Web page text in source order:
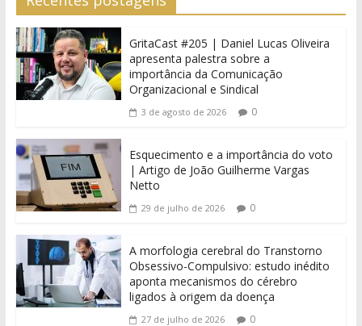
GritaCast #205 | Daniel Lucas Oliveira
apresenta palestra sobre a
importância da Comunicação
Organizacional e Sindical
3 de agosto de 2026 0
Esquecimento e a importância do voto
| Artigo de João Guilherme Vargas
Netto
29 de julho de 2026 0
A morfologia cerebral do Transtorno
Obsessivo-Compulsivo: estudo inédito
aponta mecanismos do cérebro
ligados à origem da doença
27 de julho de 2026 0